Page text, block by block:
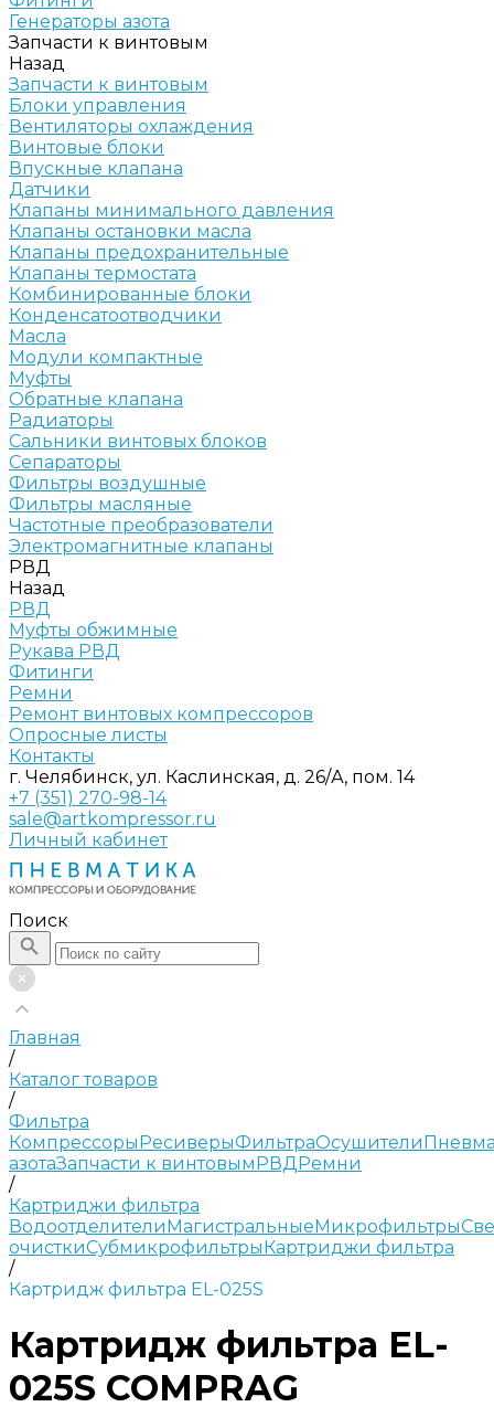
Генераторы азота
Запчасти к винтовым
Назад
Запчасти к винтовым
Блоки управления
Вентиляторы охлаждения
Винтовые блоки
Впускные клапана
Датчики
Клапаны минимального давления
Клапаны остановки масла
Клапаны предохранительные
Клапаны термостата
Комбинированные блоки
Конденсатоотводчики
Масла
Модули компактные
Муфты
Обратные клапана
Радиаторы
Сальники винтовых блоков
Сепараторы
Фильтры воздушные
Фильтры масляные
Частотные преобразователи
Электромагнитные клапаны
РВД
Назад
РВД
Муфты обжимные
Рукава РВД
Фитинги
Ремни
Ремонт винтовых компрессоров
Опросные листы
Контакты
г. Челябинск, ул. Каслинская, д. 26/А, пом. 14
+7 (351) 270-98-14
sale@artkompressor.ru
Личный кабинет
Поиск
Главная
/
Каталог товаров
/
Фильтра
КомпрессорыРесиверыФильтраОсушители
азотаЗапчасти к винтовымРВДРемни
/
Картриджи фильтра
ВодоотделителиМагистральныеМикрофильтры
очисткиСубмикрофильтрыКартриджи фильтра
/
Картридж фильтра EL-025S
Картридж фильтра EL-
025S COMPRAG